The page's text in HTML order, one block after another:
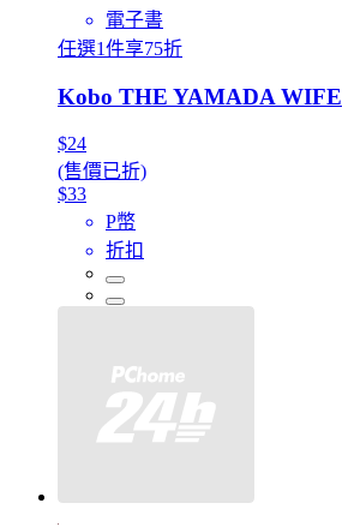
電子書
任選1件享75折
Kobo THE YAMADA WIFE
$24
(售價已折)
$33
P幣
折扣